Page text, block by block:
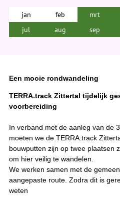
jan feb mrt
jul
aug sep
Een mooie rondwandeling
TERRA.track Zittertal tijdelijk
voorbereiding
In verband met de aanleg van de
moeten we de TERRA.track
bouwputten zijn op twee plaatsen
om hier veilig te wandelen.
We werken samen met de
aangepaste route. Zodra dit is
weten